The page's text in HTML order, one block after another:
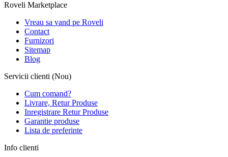
Roveli Marketplace
Vreau sa vand pe Roveli
Contact
Furnizori
Sitemap
Blog
Servicii clienti (Nou)
Cum comand?
Livrare, Retur Produse
Inregistrare Retur Produse
Garantie produse
Lista de preferinte
Info clienti